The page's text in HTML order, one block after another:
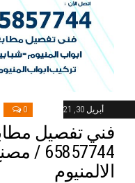
أبريل 30, 2021 0
فني تفصيل
الالمنيوم